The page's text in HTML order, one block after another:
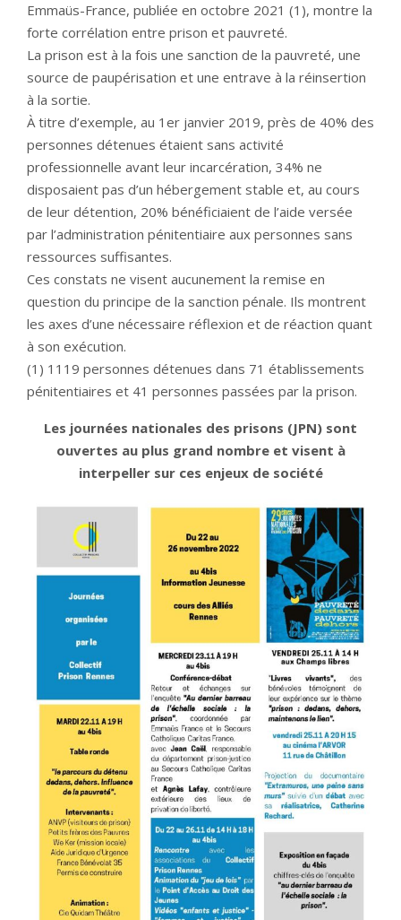
Emmaüs-France, publiée en octobre 2021 (1), montre la
forte corrélation entre prison et pauvreté.
La prison est à la fois une sanction de la pauvreté, une
source de paupérisation et une entrave à la réinsertion
à la sortie.
À titre d’exemple, au 1er janvier 2019, près de 40% des
personnes détenues étaient sans activité
professionnelle avant leur incarcération, 34% ne
disposaient pas d’un hébergement stable et, au cours
de leur détention, 20% bénéficiaient de l’aide versée
par l’administration pénitentiaire aux personnes sans
ressources suffisantes.
Ces constats ne visent aucunement la remise en
question du principe de la sanction pénale. Ils montrent
les axes d’une nécessaire réflexion et de réaction quant
à son exécution.
(1) 1119 personnes détenues dans 71 établissements
pénitentiaires et 41 personnes passées par la prison.
Les journées nationales des prisons (JPN) sont
ouvertes au plus grand nombre et visent à
interpeller sur ces enjeux de société